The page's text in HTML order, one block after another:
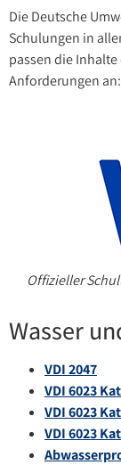
Die Deutsche
Schulungen in
passen die
Anforderungen an:
Offizieller
Wasser
VDI 2047
VDI 6023
VDI 6023
VDI 6023